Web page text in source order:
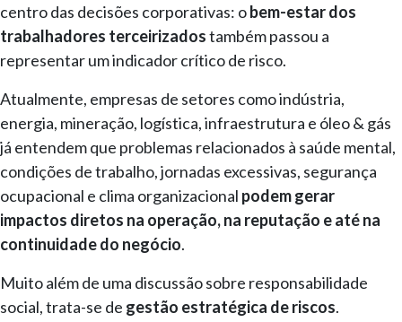
centro das decisões corporativas: obem-estar dos
trabalhadores terceirizadostambém passou a
representar um indicador crítico de risco.
Atualmente, empresas de setores como indústria,
energia, mineração, logística, infraestrutura e óleo & gás
já entendem que problemas relacionados à saúde mental,
condições de trabalho, jornadas excessivas, segurança
ocupacional e clima organizacional podem gerar
impactos diretos na operação, na reputação e até na
continuidade do negócio.
Muito além de uma discussão sobre responsabilidade
social, trata-se de gestão estratégica de riscos.